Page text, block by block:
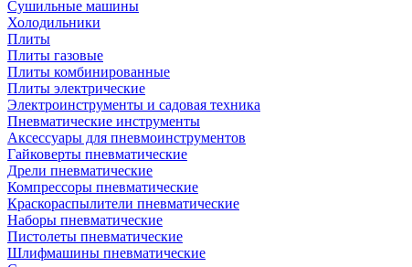
Сушильные машины
Холодильники
Плиты
Плиты газовые
Плиты комбинированные
Плиты электрические
Электроинструменты и садовая техника
Пневматические инструменты
Аксессуары для пневмоинструментов
Гайковерты пневматические
Дрели пневматические
Компрессоры пневматические
Краскораспылители пневматические
Наборы пневматические
Пистолеты пневматические
Шлифмашины пневматические